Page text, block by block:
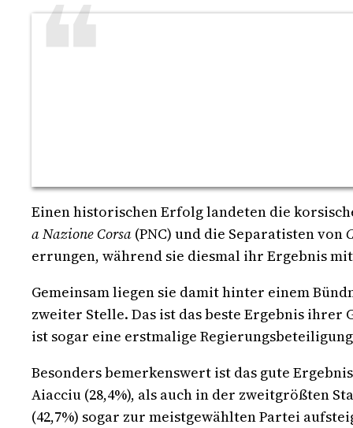
Einen historischen Erfolg landeten die
a Nazione Corsa (PNC) und die Separatisten von
errungen, während sie diesmal ihr Ergebnis
Gemeinsam liegen sie damit hinter einem
zweiter Stelle. Das ist das beste Ergebnis
ist sogar eine erstmalige
Besonders bemerkenswert ist das gute
Aiacciu (28,4%), als auch in der zweitgrößten
(42,7%) sogar zur meistgewählten Partei